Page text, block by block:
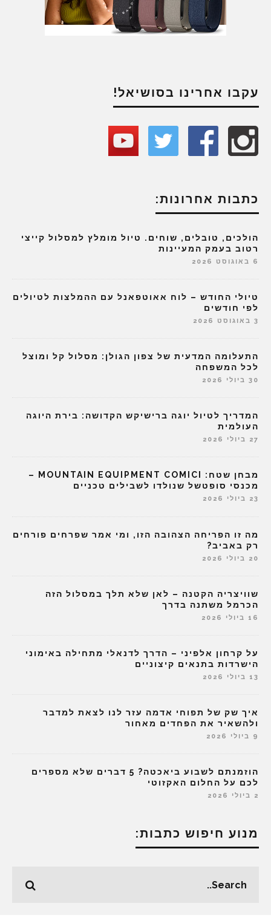
עקבו אחרינו בסושיאל!
כתבות אחרונות:
הולכים, טובלים, שוחים. טיול מומלץ למסלול קייצי
רטוב בעמק המעיינות
6 באוגוסט 2026
טיולי החודש – לוח אאוטפאנל עם ההמלצות לטיולים
לפי חודשים
3 באוגוסט 2026
התעלומה המדעית של צפון הגולן: מסלול קל ומוצל
לכל המשפחה
30 ביולי 2026
המדריך לטיול יוגה ברישיקש הקדושה: בירת היוגה
העולמית
27 ביולי 2026
מבחן שטח: MOUNTAIN EQUIPMENT COMICI –
מכנסי סופטשל שנולדו לשבילים טכניים
23 ביולי 2026
מה זו הפריחה הצהובה הזו, ומי אמר שפרחים פורחים
רק באביב?
20 ביולי 2026
שוויצריה הקטנה – לאן שלא תלך במסלול הזה
הכרמל משתנה בדרך
16 ביולי 2026
על קרחון אלפיני – הדרך לדנאלי מתחילה באימוני
הישרדות בתנאים קיצוניים
13 ביולי 2026
איך שק של תפוחי אדמה עזר לנו לצאת למדבר
ולהשאיר את הפחדים מאחור
9 ביולי 2026
הוזמנתם לשבוע ביאכטה? 5 דברים שלא מספרים
לכם על החלום האקזוטי
2 ביולי 2026
מנוע חיפוש כתבות: